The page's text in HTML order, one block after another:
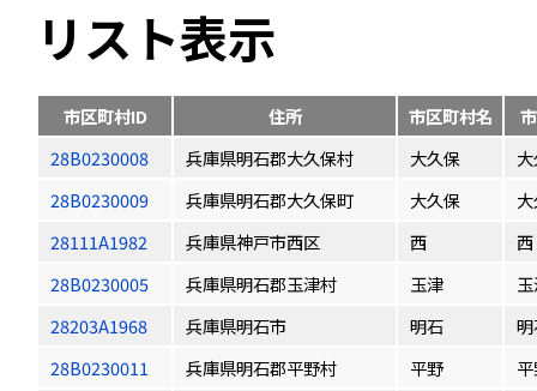
リスト表示
市区町村ID 住所 市区町村名
28B0230008
兵庫県明石郡大久保村 大久保
28B0230009
兵庫県明石郡大久保町 大久保
28111A1982
兵庫県神戸市西区 西
西
28B0230005
兵庫県明石郡玉津村 玉津
28203A1968
兵庫県明石市 明石
28B0230011
兵庫県明石郡平野村 平野